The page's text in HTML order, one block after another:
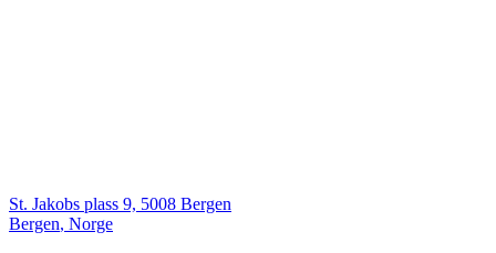
St. Jakobs plass 9, 5008 Bergen
Bergen, Norge